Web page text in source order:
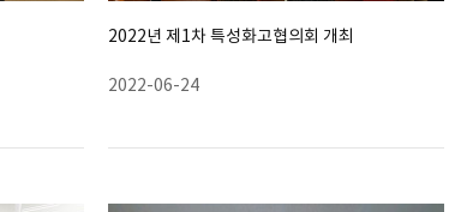
2022년 제1차 특성화고협의회 개최
2022-06-24